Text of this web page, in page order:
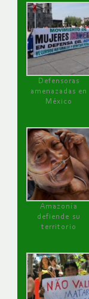
Defensoras
amenazadas en
México
Amazonía
defiende su
territorio